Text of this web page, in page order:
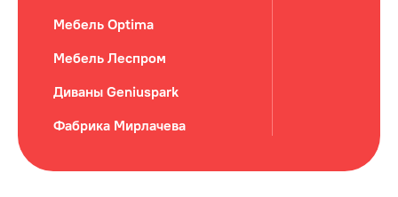
Мебель Optima
Мебель Леспром
Диваны Geniuspark
Фабрика Мирлачева